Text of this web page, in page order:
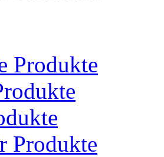
Produkte
Produkte